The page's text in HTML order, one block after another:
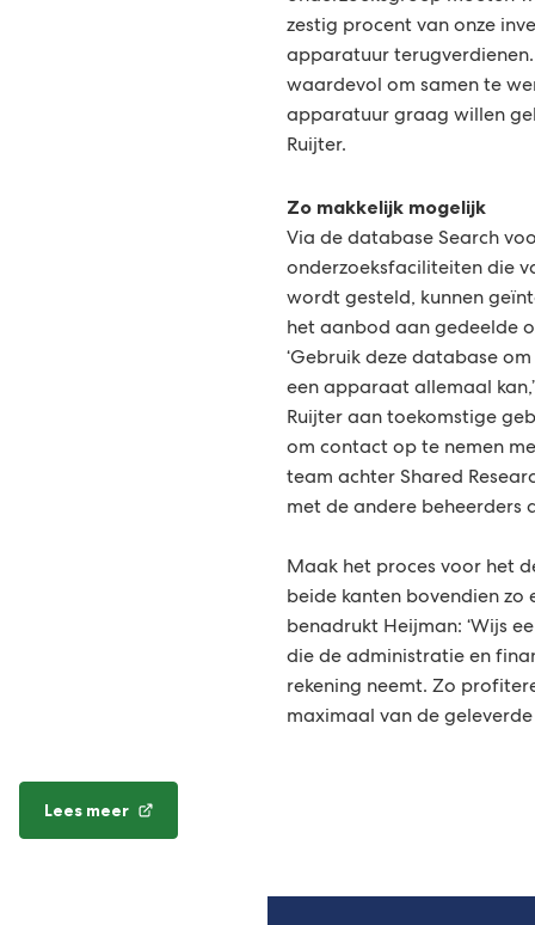
zestig procent van onze
apparatuur terugverdienen.
waardevol om samen te
apparatuur graag willen
Ruijter.
Zo makkelijk mogelijk
Via de database Search
onderzoeksfaciliteiten die
wordt gesteld, kunnen
het aanbod aan gedeelde
‘Gebruik deze database
een apparaat allemaal
Ruijter aan toekomstige
om contact op te nemen
team achter Shared
met de andere beheerders
Maak het proces voor het
beide kanten bovendien zo
benadrukt Heijman: ‘Wijs
die de administratie en
rekening neemt. Zo
maximaal van de geleverde
Lees meer
(Verwijst